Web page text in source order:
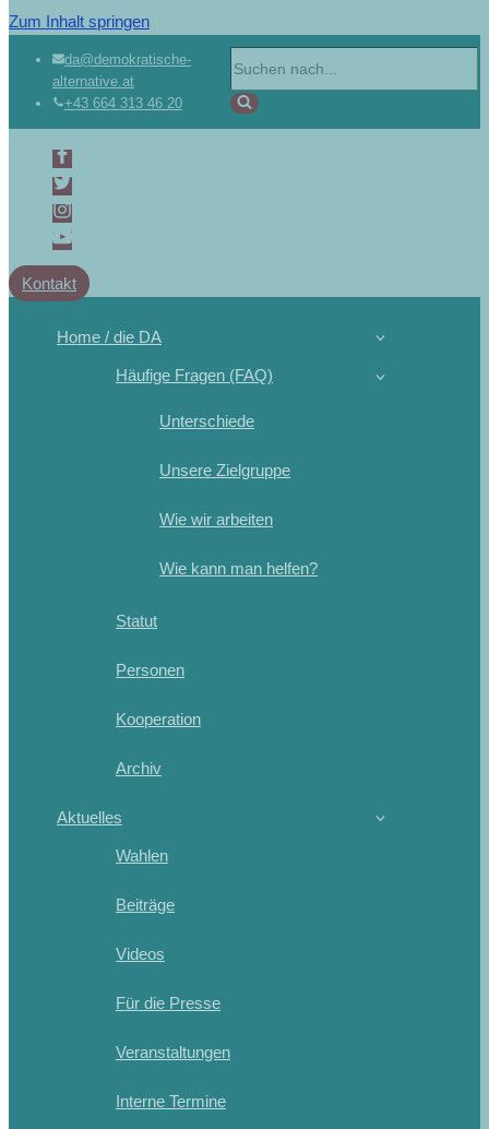
Zum Inhalt springen
da@demokratische-
alternative.at
+43 664 313 46 20
Kontakt
Home / die DA
Häufige Fragen (FAQ)
Unterschiede
Unsere Zielgruppe
Wie wir arbeiten
Wie kann man helfen?
Statut
Personen
Kooperation
Archiv
Aktuelles
Wahlen
Beiträge
Videos
Für die Presse
Veranstaltungen
Interne Termine